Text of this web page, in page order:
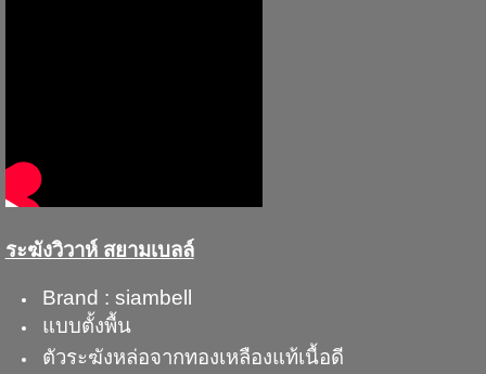
ระฆังวิวาห์ สยามเบลล์
Brand : siambell
แบบตั้งพื้น
ตัวระฆังหล่อจากทองเหลืองแท้เนื้อดี